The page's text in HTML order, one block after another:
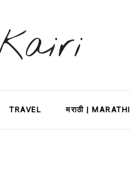
TRAVEL मराठी | MARATHI